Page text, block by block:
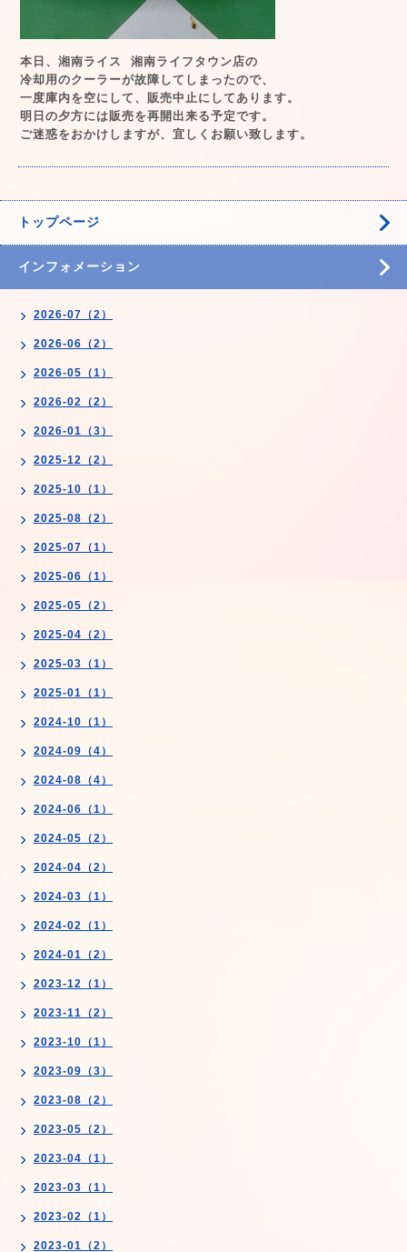
本日、湘南ライス 湘南ライフタウン店の
冷却用のクーラーが故障してしまったので、
一度庫内を空にして、販売中止にしてあります。
明日の夕方には販売を再開出来る予定です。
ご迷惑をおかけしますが、宜しくお願い致します。
トップページ
インフォメーション
2026-07（2）
2026-06（2）
2026-05（1）
2026-02（2）
2026-01（3）
2025-12（2）
2025-10（1）
2025-08（2）
2025-07（1）
2025-06（1）
2025-05（2）
2025-04（2）
2025-03（1）
2025-01（1）
2024-10（1）
2024-09（4）
2024-08（4）
2024-06（1）
2024-05（2）
2024-04（2）
2024-03（1）
2024-02（1）
2024-01（2）
2023-12（1）
2023-11（2）
2023-10（1）
2023-09（3）
2023-08（2）
2023-05（2）
2023-04（1）
2023-03（1）
2023-02（1）
2023-01（2）